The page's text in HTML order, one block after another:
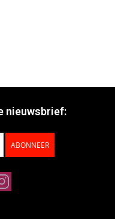
nieuwsbrief:
ABONNEER